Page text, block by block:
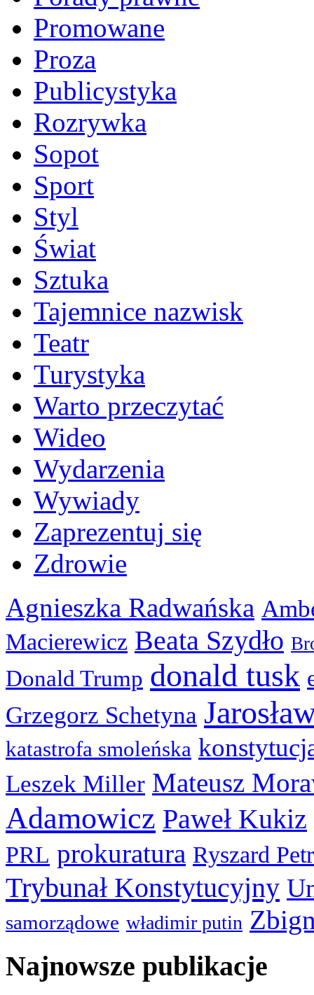
Promowane
Proza
Publicystyka
Rozrywka
Sopot
Sport
Styl
Świat
Sztuka
Tajemnice nazwisk
Teatr
Turystyka
Warto przeczytać
Wideo
Wydarzenia
Wywiady
Zaprezentuj się
Zdrowie
Agnieszka Radwańska
Macierewicz Beata Szydło
Donald Trump donald tusk
Grzegorz Schetyna
katastrofa smoleńska
Leszek Miller Mateusz
Adamowicz Paweł Kukiz
PRL prokuratura Ryszard
Trybunał Konstytucyjny
samorządowe władimir putin
Najnowsze publikacje